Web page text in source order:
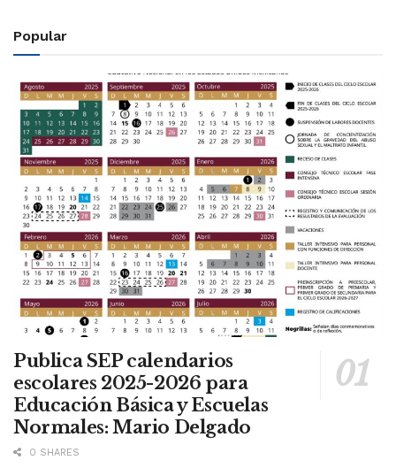
Popular
Publica SEP calendarios
escolares 2025-2026 para
Educación Básica y Escuelas
Normales: Mario Delgado
0 SHARES